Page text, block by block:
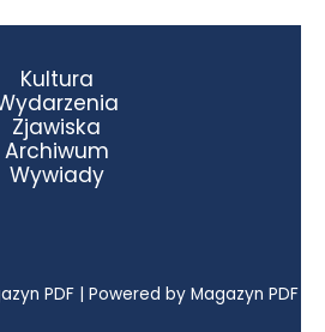
Kultura
Zjawiska
Archiwum
Wywiady
PDF | Powered by Magazyn PDF